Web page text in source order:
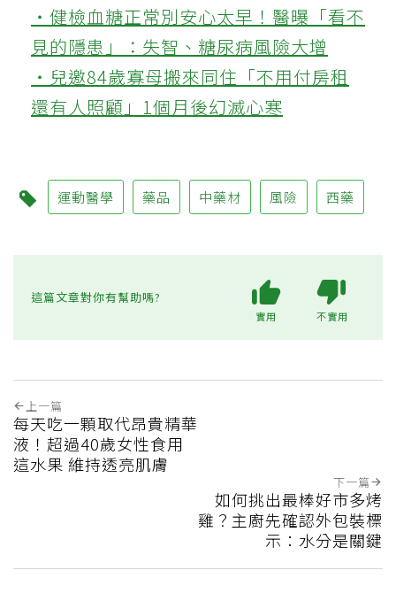
‧健檢血糖正常別安心太早！醫曝「看不
見的隱患」：失智、糖尿病風險大增
‧兒邀84歲寡母搬來同住「不用付房租
還有人照顧」1個月後幻滅心寒
運動醫學 藥品 中藥材 風險 西藥
這篇文章對你有幫助嗎?
實用 不實用
上一篇
每天吃一顆取代昂貴精華
液！超過40歲女性食用
這水果 維持透亮肌膚
下一篇
如何挑出最棒好市多烤
雞？主廚先確認外包裝標
示：水分是關鍵